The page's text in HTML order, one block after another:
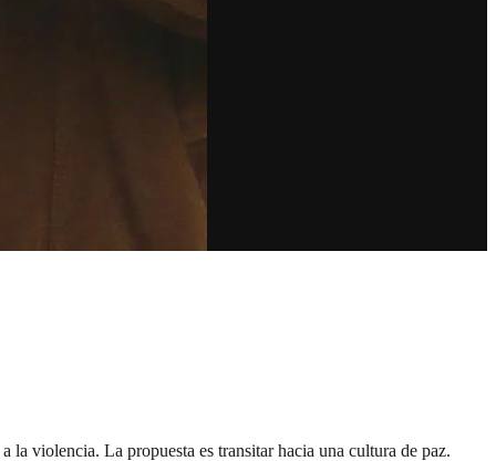
la violencia. La propuesta es transitar hacia una cultura de paz.